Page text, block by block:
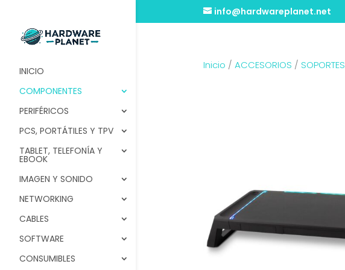
info@hardwareplanet.net
INICIO
COMPONENTES
PERIFÉRICOS
PCS, PORTÁTILES Y TPV
TABLET, TELEFONÍA Y
EBOOK
IMAGEN Y SONIDO
NETWORKING
CABLES
SOFTWARE
CONSUMIBLES
Inicio / ACCESORIOS / SOPORTES